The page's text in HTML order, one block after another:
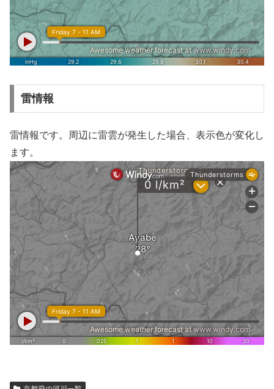
雷情報
雷情報です。周辺に雷雲が発生した場合、表示色が変化し
ます。